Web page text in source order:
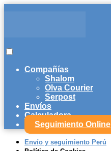
Compañías
Shalom
Olva Courier
Serpost
Envíos
Calculadora
Seguimiento Online
Envío y seguimiento Perú